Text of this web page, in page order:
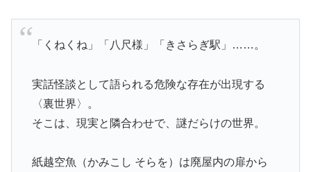
「くねくね」「八尺様」「きさらぎ駅」……。
実話怪談として語られる危険な存在が出現する
〈裏世界〉。
そこは、現実と隣合わせで、謎だらけの世界。
紙越空魚（かみこし そらを）は廃屋内の扉から